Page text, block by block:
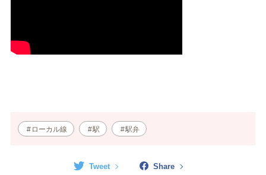
ローカル線 駅 駅弁
Tweet Share